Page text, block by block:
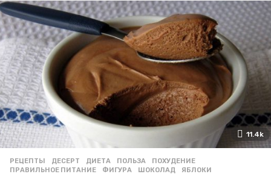
11.4k
РЕЦЕПТЫ ДЕСЕРТ ,ДИЕТА ,ПОЛЬЗА ,ПОХУДЕНИЕ
ПРАВИЛЬНОЕ ПИТАНИЕ
,ФИГУРА ,ШОКОЛАД ,ЯБЛОКИ